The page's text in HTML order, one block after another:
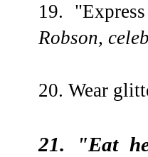
19.
Robson,
20. Wear
21. "Eat